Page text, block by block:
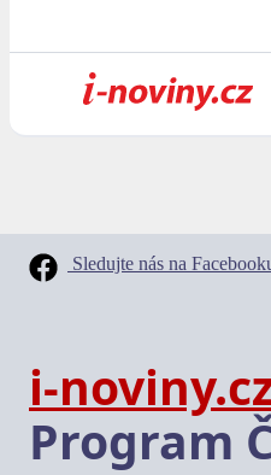
Sledujte nás na
i-
Program